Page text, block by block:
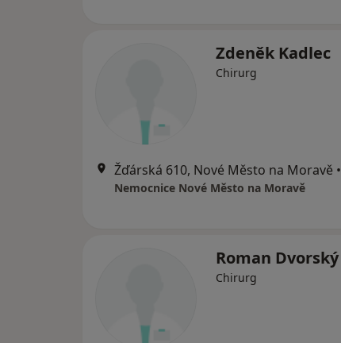
Zdeněk Kadlec
Chirurg
Žďárská 610, Nové Město na Moravě •
Nemocnice Nové Město na Moravě
Roman Dvorský
Chirurg